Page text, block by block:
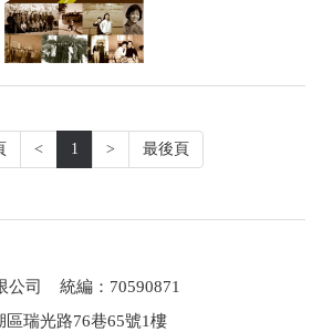
< 1 > 最後頁
公司 統編：70590871
瑞光路76巷65號1樓